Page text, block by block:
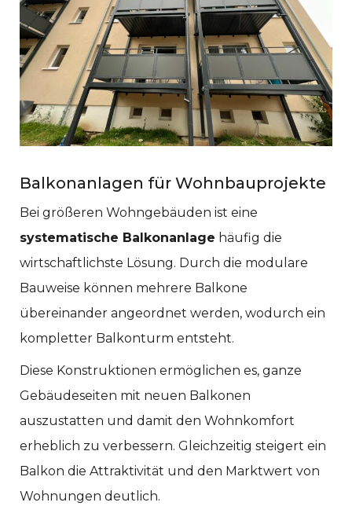
Balkonanlagen für Wohnbauprojekte
Bei größeren Wohngebäuden ist eine
systematische Balkonanlage häufig die
wirtschaftlichste Lösung. Durch die modulare
Bauweise können mehrere Balkone
übereinander angeordnet werden, wodurch ein
kompletter Balkonturm entsteht.
Diese Konstruktionen ermöglichen es, ganze
Gebäudeseiten mit neuen Balkonen
auszustatten und damit den Wohnkomfort
erheblich zu verbessern. Gleichzeitig steigert ein
Balkon die Attraktivität und den Marktwert von
Wohnungen deutlich.